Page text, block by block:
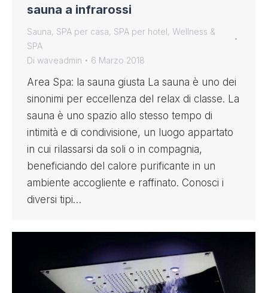
sauna a infrarossi
Sauna, SPA per casa, SPA per hotel, Wellness &
SPA
Di waveadmin 6 Marzo 2018
Area Spa: la sauna giusta La sauna è uno dei
sinonimi per eccellenza del relax di classe. La
sauna è uno spazio allo stesso tempo di
intimità e di condivisione, un luogo appartato
in cui rilassarsi da soli o in compagnia,
beneficiando del calore purificante in un
ambiente accogliente e raffinato. Conosci i
diversi tipi…